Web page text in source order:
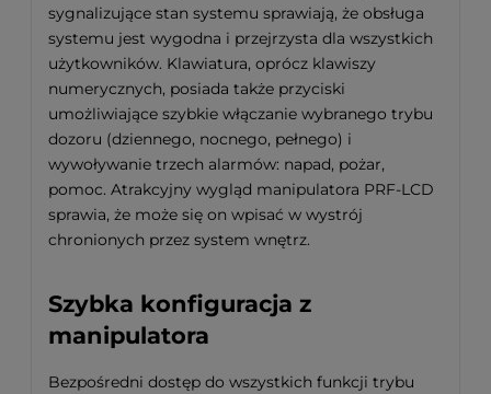
sygnalizujące stan systemu sprawiają, że obsługa
systemu jest wygodna i przejrzysta dla wszystkich
użytkowników. Klawiatura, oprócz klawiszy
numerycznych, posiada także przyciski
umożliwiające szybkie włączanie wybranego trybu
dozoru (dziennego, nocnego, pełnego) i
wywoływanie trzech alarmów: napad, pożar,
pomoc. Atrakcyjny wygląd manipulatora PRF-LCD
sprawia, że może się on wpisać w wystrój
chronionych przez system wnętrz.
Szybka konfiguracja z
manipulatora
Bezpośredni dostęp do wszystkich funkcji trybu